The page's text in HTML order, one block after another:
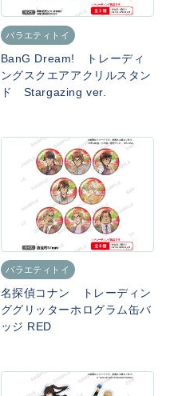
バラエティトイ
BanG Dream! トレーディ
ングスクエアアクリルスタン
ド Stargazing ver.
バラエティトイ
名探偵コナン トレーディン
ググリッターホログラム缶バ
ッジ RED